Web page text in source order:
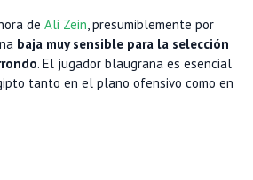
de Ali Zein , presumiblemente por
baja muy sensible para la selección
. El jugador blaugrana es esencial
tanto en el plano ofensivo como en